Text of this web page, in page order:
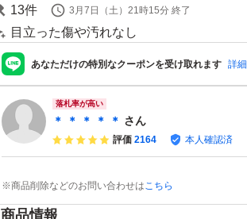
13件 3月7日（土）21時15分 終了
目立った傷や汚れなし
あなただけの特別なクーポンを受け取れます 詳細
落札率が高い
＊ ＊ ＊ ＊ ＊ さん
評価 2164 本人確認済
※商品削除などのお問い合わせはこちら
商品情報